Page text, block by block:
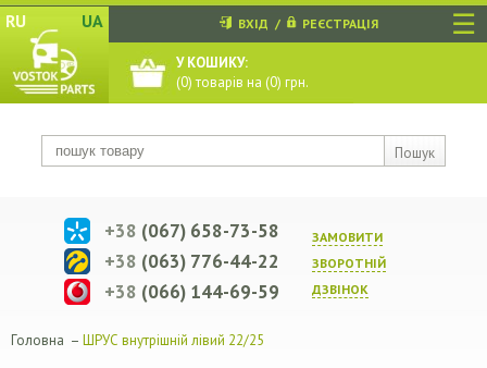
☰
RU UA
Пошук
ВХІД / РЕЄСТРАЦІЯ
У КОШИКУ:
(0) товарів на (0) грн.
ЗАМОВИТИ
ЗВОРОТНIЙ
ДЗВIНОК
+38 (067) 658-73-58
+38 (063) 776-44-22
+38 (066) 144-69-59
Головна – ШРУС внутрішній лівий 22/25